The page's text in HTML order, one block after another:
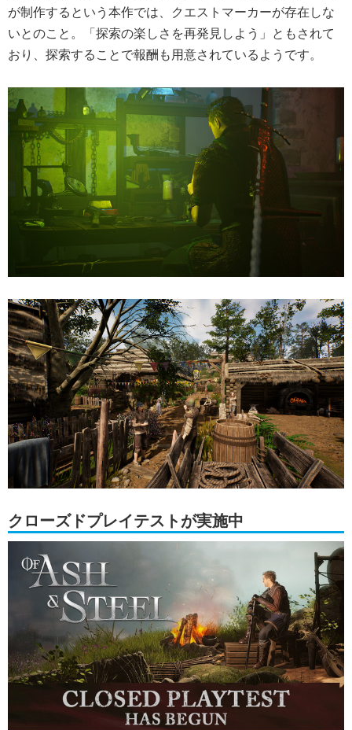
が制作するという本作では、クエストマーカーが存在しな
いとのこと。「探索の楽しさを再発見しよう」ともされて
おり、探索することで報酬も用意されているようです。
クローズドプレイテストが実施中